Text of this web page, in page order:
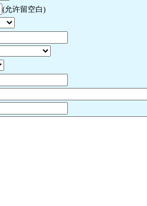
(允许留空白)